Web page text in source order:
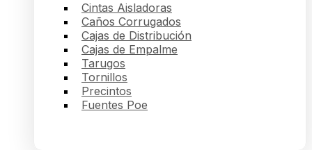
Cintas Aisladoras
Caños Corrugados
Cajas de Distribución
Cajas de Empalme
Tarugos
Tornillos
Precintos
Fuentes Poe